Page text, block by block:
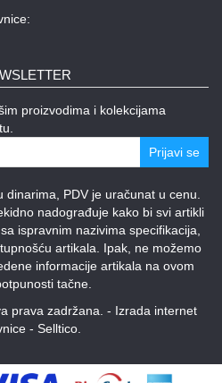
proizvodima i kolekcijama
Prijavi se
PDV je uračunat u cenu.
nadograđuje kako bi svi artikli
ispravnim nazivima specifikacija,
artikala. Ipak, ne možemo
informacije artikala na ovom
tačne.
prava zadržana. - Izrada internet
- Selltico.